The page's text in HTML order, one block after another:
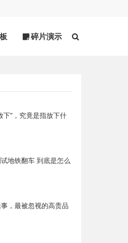
碎片演示
下”，究竟是指放下什
地铁翻车 到底是怎么
，最被忽视的高贵品